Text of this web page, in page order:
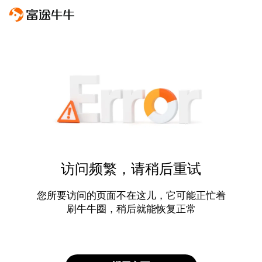
访问频繁，请稍后重试
您所要访问的页面不在这儿，它可能正忙着
刷牛牛圈，稍后就能恢复正常